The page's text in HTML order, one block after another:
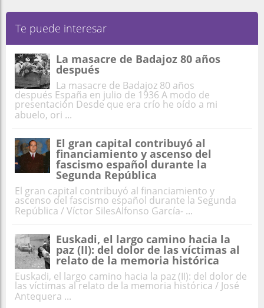
Te puede interesar
La masacre de Badajoz 80 años
después
La masacre de Badajoz 80 años
después España en julio de 1936 A modo de
presentación Desde que era crío he oído a mi
abuelo, ori ...
El gran capital contribuyó al
financiamiento y ascenso del
fascismo español durante la
Segunda República
El gran capital contribuyó al financiamiento y
ascenso del fascismo español durante la Segunda
República / Víctor SilesAlfonso García- ...
Euskadi, el largo camino hacia la
paz (II): del dolor de las víctimas al
relato de la memoria histórica
Euskadi, el largo camino hacia la paz (II): del dolor de
las víctimas al relato de la memoria histórica / José
Antequera ...